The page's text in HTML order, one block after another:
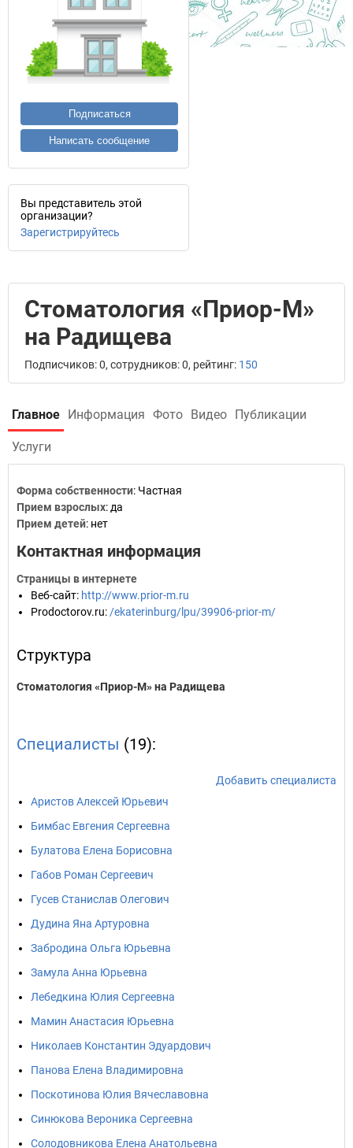
Подписаться
Написать сообщение
Вы представитель этой
организации?
Зарегистрируйтесь
Стоматология «Приор-М»
на Радищева
Подписчиков: 0, сотрудников: 0, рейтинг: 150
Главное Информация Фото Видео Публикации
Услуги
Форма собственности: Частная
Прием взрослых: да
Прием детей: нет
Контактная информация
Страницы в интернете
Веб-сайт: http://www.prior-m.ru
Prodoctorov.ru: /ekaterinburg/lpu/39906-prior-m/
Структура
Стоматология «Приор-М» на Радищева
Специалисты (19):
Добавить специалиста
Аристов Алексей Юрьевич
Бимбас Евгения Сергеевна
Булатова Елена Борисовна
Габов Роман Сергеевич
Гусев Станислав Олегович
Дудина Яна Артуровна
Забродина Ольга Юрьевна
Замула Анна Юрьевна
Лебедкина Юлия Сергеевна
Мамин Анастасия Юрьевна
Николаев Константин Эдуардович
Панова Елена Владимировна
Поскотинова Юлия Вячеславовна
Синюкова Вероника Сергеевна
Солодовникова Елена Анатольевна